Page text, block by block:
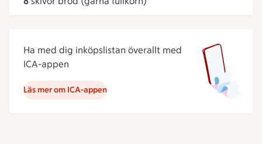
Ha med dig inköpslistan överallt med
ICA-appen
Läs mer om ICA-appen